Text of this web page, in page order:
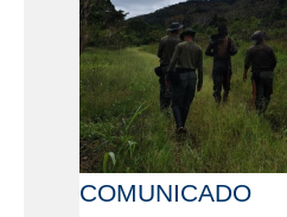
COMUNICADO